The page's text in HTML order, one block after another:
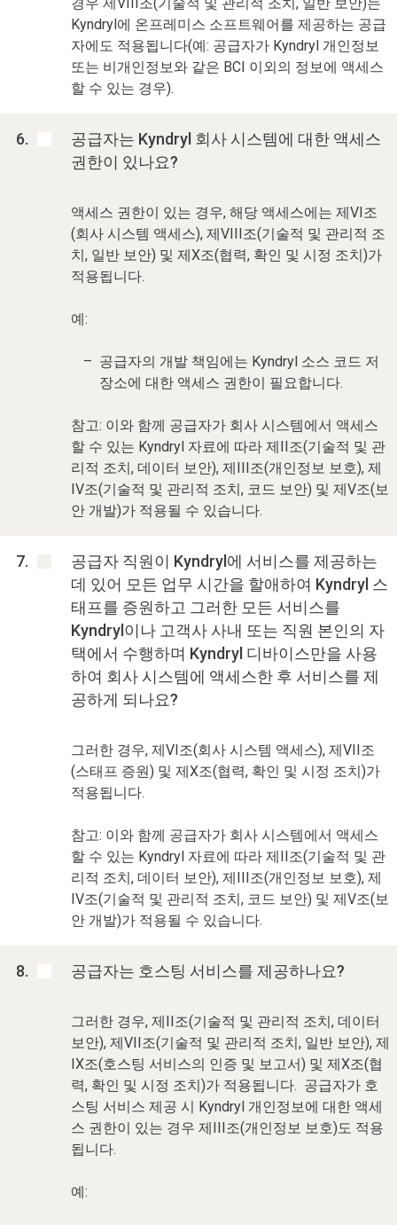
Kyndryl에 온프레미스 소프트웨어를 제공하는 공급
자에도 적용됩니다(예: 공급자가 Kyndryl 개인정보
또는 비개인정보와 같은 BCI 이외의 정보에 액세스
할 수 있는 경우).
공급자는 Kyndryl 회사 시스템에 대한 액세스
권한이 있나요?
액세스 권한이 있는 경우, 해당 액세스에는 제VI조
(회사 시스템 액세스), 제VIII조(기술적 및 관리적 조
치, 일반 보안) 및 제X조(협력, 확인 및 시정 조치)가
적용됩니다.
예:
공급자의 개발 책임에는 Kyndryl 소스 코드 저
장소에 대한 액세스 권한이 필요합니다.
참고: 이와 함께 공급자가 회사 시스템에서 액세스
할 수 있는 Kyndryl 자료에 따라 제II조(기술적 및 관
리적 조치, 데이터 보안), 제III조(개인정보 보호), 제
IV조(기술적 및 관리적 조치, 코드 보안) 및 제V조(보
안 개발)가 적용될 수 있습니다.
공급자 직원이 Kyndryl에 서비스를 제공하는
데 있어 모든 업무 시간을 할애하여 Kyndryl 스
태프를 증원하고 그러한 모든 서비스를
Kyndryl이나 고객사 사내 또는 직원 본인의 자
택에서 수행하며 Kyndryl 디바이스만을 사용
하여 회사 시스템에 액세스한 후 서비스를 제
공하게 되나요?
그러한 경우, 제VI조(회사 시스템 액세스), 제VII조
(스태프 증원) 및 제X조(협력, 확인 및 시정 조치)가
적용됩니다.
참고: 이와 함께 공급자가 회사 시스템에서 액세스
할 수 있는 Kyndryl 자료에 따라 제II조(기술적 및 관
리적 조치, 데이터 보안), 제III조(개인정보 보호), 제
IV조(기술적 및 관리적 조치, 코드 보안) 및 제V조(보
안 개발)가 적용될 수 있습니다.
공급자는 호스팅 서비스를 제공하나요?
그러한 경우, 제II조(기술적 및 관리적 조치, 데이터
보안), 제VII조(기술적 및 관리적 조치, 일반 보안), 제
IX조(호스팅 서비스의 인증 및 보고서) 및 제X조(협
력, 확인 및 시정 조치)가 적용됩니다. 공급자가 호
스팅 서비스 제공 시 Kyndryl 개인정보에 대한 액세
스 권한이 있는 경우 제III조(개인정보 보호)도 적용
됩니다.
예: